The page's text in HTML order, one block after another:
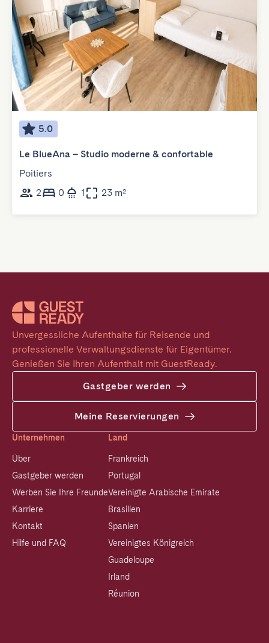
5.0
Le BlueAna – Studio moderne & confortable
Poitiers
2
0 1 23 m²
Unvergessliche Aufenthalte für Reisende und
professionelle Verwaltungsdienste für Eigentümer.
Genießen Sie Ihren Aufenthalt mit GuestReady.
Gastgeber werden
Meine Reservierungen
Unternehmen
Über
Gastgeber werden
Werben Sie Ihre Freunde
Karriere
Kontakt
Hilfe und FAQ
Land
Frankreich
Portugal
Vereinigte Arabische Emirate
Brasilien
Spanien
Vereinigtes Königreich
Guadeloupe
Irland
Réunion